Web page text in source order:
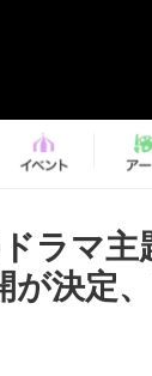
ラマ
が決定